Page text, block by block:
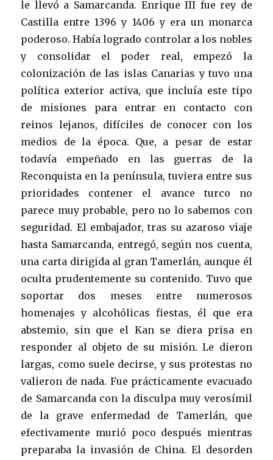
le llevó a Samarcanda. Enrique III fue rey de
Castilla entre 1396 y 1406 y era un monarca
poderoso. Había logrado controlar a los nobles
y consolidar el poder real, empezó la
colonización de las islas Canarias y tuvo una
política exterior activa, que incluía este tipo
de misiones para entrar en contacto con
reinos lejanos, difíciles de conocer con los
medios de la época. Que, a pesar de estar
todavía empeñado en las guerras de la
Reconquista en la península, tuviera entre sus
prioridades contener el avance turco no
parece muy probable, pero no lo sabemos con
seguridad. El embajador, tras su azaroso viaje
hasta Samarcanda, entregó, según nos cuenta,
una carta dirigida al gran Tamerlán, aunque él
oculta prudentemente su contenido. Tuvo que
soportar dos meses entre numerosos
homenajes y alcohólicas fiestas, él que era
abstemio, sin que el Kan se diera prisa en
responder al objeto de su misión. Le dieron
largas, como suele decirse, y sus protestas no
valieron de nada. Fue prácticamente evacuado
de Samarcanda con la disculpa muy verosímil
de la grave enfermedad de Tamerlán, que
efectivamente murió poco después mientras
preparaba la invasión de China. El desorden